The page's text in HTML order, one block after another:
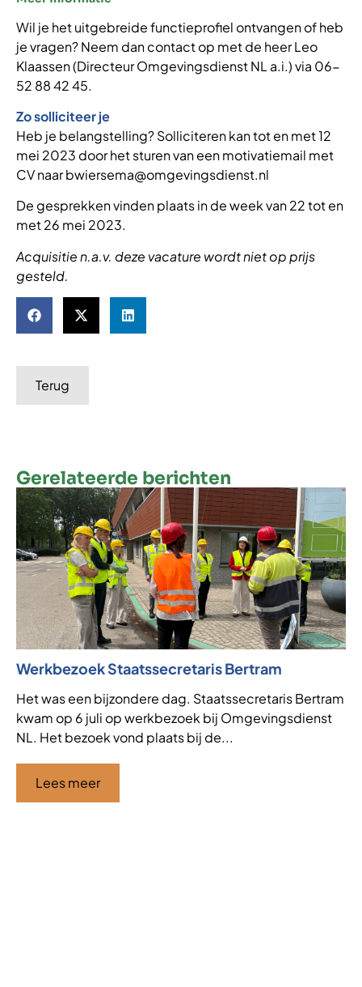
Wil je het uitgebreide functieprofiel ontvangen of heb
je vragen? Neem dan contact op met de heer Leo
Klaassen (Directeur Omgevingsdienst NL a.i.) via 06-
52 88 42 45.
Zo solliciteer je
Heb je belangstelling? Solliciteren kan tot en met 12
mei 2023 door het sturen van een motivatiemail met
CV naar bwiersema@omgevingsdienst.nl
De gesprekken vinden plaats in de week van 22 tot en
met 26 mei 2023.
Acquisitie n.a.v. deze vacature wordt niet op prijs
gesteld.
Terug
Gerelateerde berichten
Werkbezoek Staatssecretaris Bertram
Het was een bijzondere dag. Staatssecretaris Bertram
kwam op 6 juli op werkbezoek bij Omgevingsdienst
NL. Het bezoek vond plaats bij de...
Lees meer